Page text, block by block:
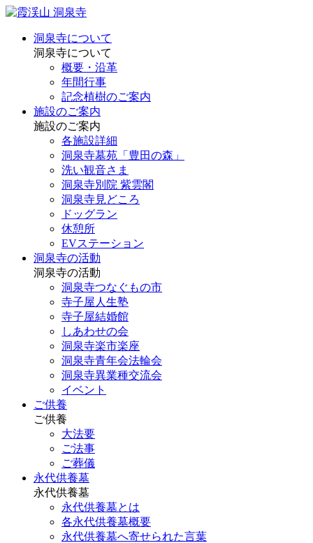
洞泉寺について
洞泉寺について
概要・沿革
年間行事
記念植樹のご案内
施設のご案内
施設のご案内
各施設詳細
洞泉寺墓苑「豊田の森」
洗い観音さま
洞泉寺別院 紫雲閣
洞泉寺見どころ
ドッグラン
休憩所
EVステーション
洞泉寺の活動
洞泉寺の活動
洞泉寺つなぐもの市
寺子屋人生塾
寺子屋結婚館
しあわせの会
洞泉寺楽市楽座
洞泉寺青年会法輪会
洞泉寺異業種交流会
イベント
ご供養
ご供養
大法要
ご法事
ご葬儀
永代供養墓
永代供養墓
永代供養墓とは
各永代供養墓概要
永代供養墓へ寄せられた言葉